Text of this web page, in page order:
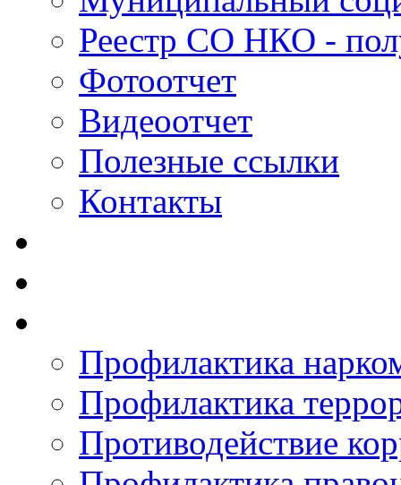
Реестр СО НКО -
Фотоотчет
Видеоотчет
Полезные ссылки
Контакты
Профилактика
Профилактика
Противодействие